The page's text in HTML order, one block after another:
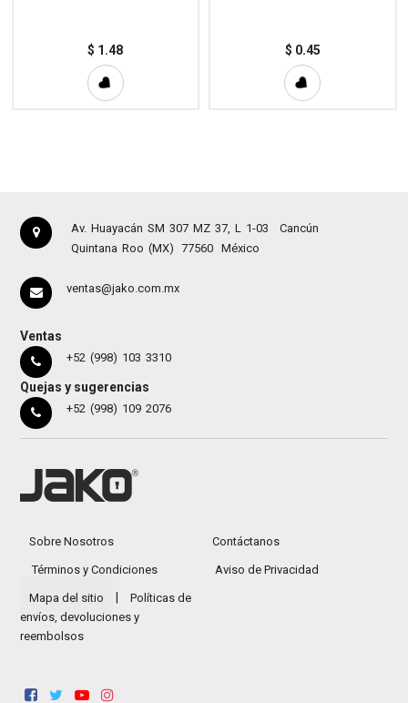
$ 1.48 $ 0.45
Av. Huayacán SM 307 MZ 37, L 1-03
Cancún
Quintana Roo (MX)
77560 México
ventas@jako.com.mx
Ventas
+52 (998) 103 3310
Quejas y sugerencias
+52 (998) 109 2076
Sobre Nosotros Contáctanos
Términos y Condiciones Aviso de Privacidad
Mapa del sitio
Políticas de
envíos, devoluciones y
reembolsos